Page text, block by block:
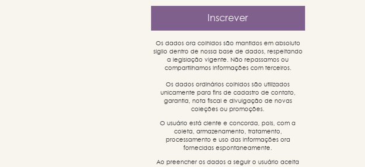
Os dados ora colhidos são mantidos em absoluto
sigilo dentro de nossa base de dados, respeitando
a legislação vigente. Não repassamos ou
compartilhamos informações com terceiros.
Os dados ordinários colhidos são utilizados
unicamente para fins de cadastro de contato,
garantia, nota fiscal e divulgação de novas
coleções ou promoções.
O usuário está ciente e concorda, pois, com a
coleta, armazenamento, tratamento,
processamento e uso das informações ora
fornecidas espontaneamente.
Ao preencher os dados a seguir o usuário aceita